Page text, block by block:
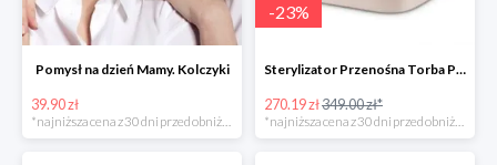
Pomysł na dzień Mamy. Kolczyki
39.90 zł
-23%
Sterylizator Przenośna Torba P26 Uvc Led
270.19 zł349.00 zł*